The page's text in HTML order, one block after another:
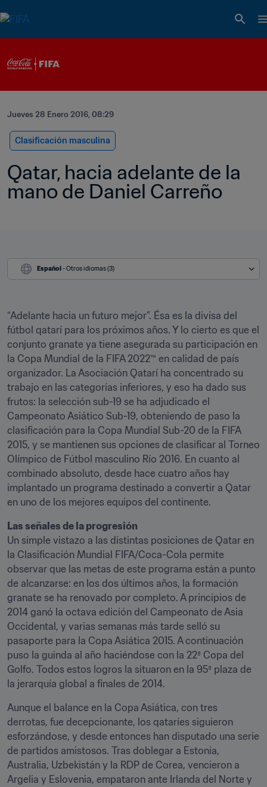
Jueves 28 Enero 2016, 08:29
Clasificación masculina
Qatar, hacia adelante de la
mano de Daniel Carreño
Español - Otros idiomas (3)
“Adelante hacia un futuro mejor”. Ésa es la divisa del
fútbol qatarí para los próximos años. Y lo cierto es que el
conjunto granate ya tiene asegurada su participación en
la Copa Mundial de la FIFA 2022™ en calidad de país
organizador. La Asociación Qatarí ha concentrado su
trabajo en las categorías inferiores, y eso ha dado sus
frutos: la selección sub-19 se ha adjudicado el
Campeonato Asiático Sub-19, obteniendo de paso la
clasificación para la Copa Mundial Sub-20 de la FIFA
2015, y se mantienen sus opciones de clasificar al Torneo
Olímpico de Fútbol masculino Río 2016. En cuanto al
combinado absoluto, desde hace cuatro años hay
implantado un programa destinado a convertir a Qatar
en uno de los mejores equipos del continente.
Las señales de la progresión
Un simple vistazo a las distintas posiciones de Qatar en
la Clasificación Mundial FIFA/Coca-Cola permite
observar que las metas de este programa están a punto
de alcanzarse: en los dos últimos años, la formación
granate se ha renovado por completo. A principios de
2014 ganó la octava edición del Campeonato de Asia
Occidental, y varias semanas más tarde selló su
pasaporte para la Copa Asiática 2015. A continuación
puso la guinda al año haciéndose con la 22ª Copa del
Golfo. Todos estos logros la situaron en la 95ª plaza de
la jerarquía global a finales de 2014.
Aunque el balance en la Copa Asiática, con tres
derrotas, fue decepcionante, los qataríes siguieron
esforzándose, y desde entonces han disputado una serie
de partidos amistosos. Tras doblegar a Estonia,
Australia, Uzbekistán y la RDP de Corea, vencieron a
Argelia y Eslovenia, empataron ante Irlanda del Norte y